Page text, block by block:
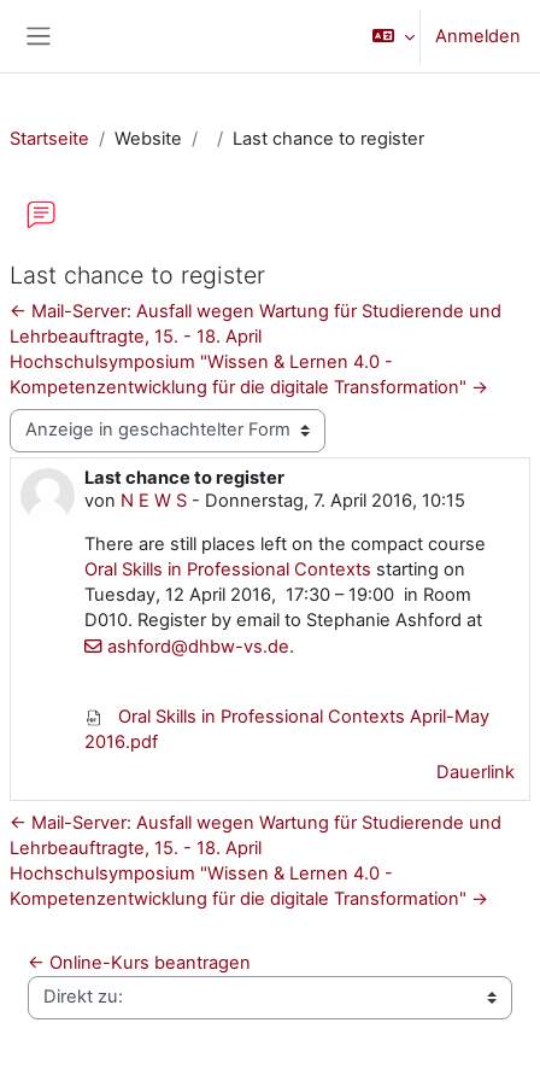
Anmelden
Startseite Website Last chance to register
Last chance to register
← Mail-Server: Ausfall wegen Wartung für Studierende und
Lehrbeauftragte, 15. - 18. April
Hochschulsymposium "Wissen & Lernen 4.0 -
Kompetenzentwicklung für die digitale Transformation" →
Anzeigemodus
Last chance to register
von N E W S - Donnerstag, 7. April 2016, 10:15
Anzahl Antworten: 0
There are still places left on the compact course
Oral Skills in Professional Contexts starting on
Tuesday, 12 April 2016, 17:30 – 19:00 in Room
D010. Register by email to Stephanie Ashford at
ashford@dhbw-vs.de.
Oral Skills in Professional Contexts April-May
2016.pdf
Dauerlink
← Mail-Server: Ausfall wegen Wartung für Studierende und
Lehrbeauftragte, 15. - 18. April
Hochschulsymposium "Wissen & Lernen 4.0 -
Kompetenzentwicklung für die digitale Transformation" →
← Online-Kurs beantragen
Direkt zu: